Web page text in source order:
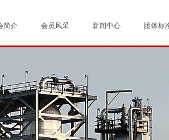
简介 会员风采 新闻中心 团体标